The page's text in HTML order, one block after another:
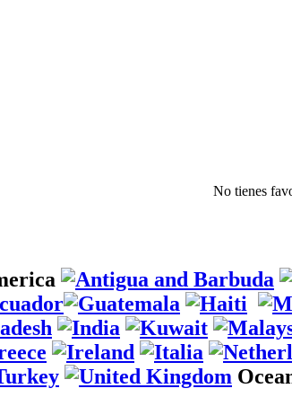
No tienes